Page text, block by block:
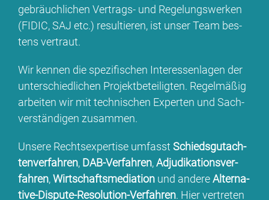
ge­bräuch­li­chen Ver­trags- und Re­ge­lungs­wer­ken
(FI­DIC, SAJ etc.) re­sul­tie­ren, ist un­ser Team bes­
tens ver­traut.
Wir ken­nen die spe­zi­fi­schen In­ter­es­sen­la­gen der
un­ter­schied­li­chen Pro­jekt­be­tei­lig­ten. Re­gel­mä­ßig
ar­bei­ten wir mit tech­ni­schen Ex­per­ten und Sach­
ver­stän­di­gen zu­sam­men.
Un­se­re Rechts­exper­ti­se um­fasst Schieds­gut­ach­
ten­ver­fah­ren, DAB-Ver­fah­ren,Ad­ju­di­ka­ti­ons­ver­
fah­ren,Wirt­schafts­me­dia­ti­onund an­de­reAl­ter­na­
ti­ve-Dis­pu­te-Re­so­lu­ti­on-Ver­fah­ren. Hier ver­tre­ten